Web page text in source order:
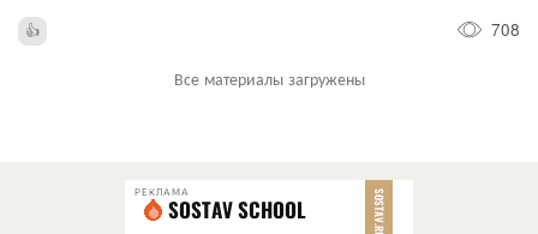
708
Все материалы загружены
РЕКЛАМА